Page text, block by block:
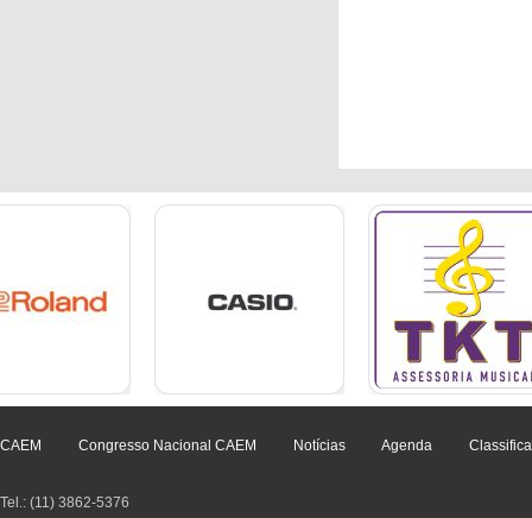
CAEM Congresso Nacional CAEM Notícias Agenda
Tel.: (11) 3862-5376